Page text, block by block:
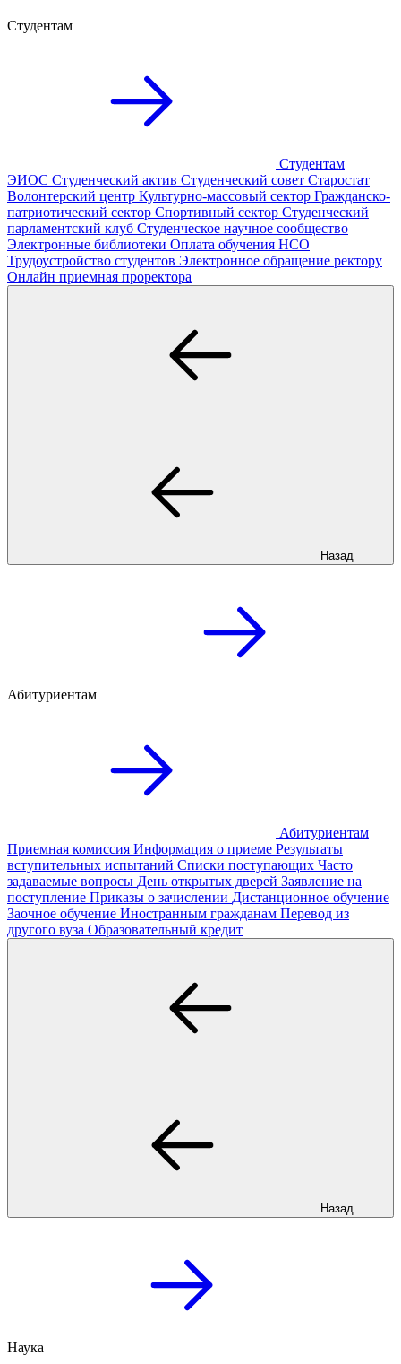
Студентам
Студентам
ЭИОС Студенческий актив Студенческий совет Старостат
Волонтерский центр Культурно-массовый сектор Гражданско-
патриотический сектор Спортивный сектор Студенческий
парламентский клуб Студенческое научное сообщество
Электронные библиотеки Оплата обучения НСО
Трудоустройство студентов Электронное обращение ректору
Онлайн приемная проректора
Назад
Абитуриентам
Абитуриентам
Приемная комиссия Информация о приеме Результаты
вступительных испытаний Списки поступающих Часто
задаваемые вопросы День открытых дверей Заявление на
поступление Приказы о зачислении Дистанционное обучение
Заочное обучение Иностранным гражданам Перевод из
другого вуза Образовательный кредит
Назад
Наука